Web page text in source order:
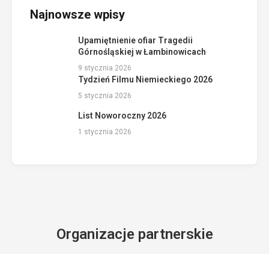
Najnowsze wpisy
Upamiętnienie ofiar Tragedii
Górnośląskiej w Łambinowicach
9 stycznia 2026
Tydzień Filmu Niemieckiego 2026
5 stycznia 2026
List Noworoczny 2026
1 stycznia 2026
Organizacje partnerskie